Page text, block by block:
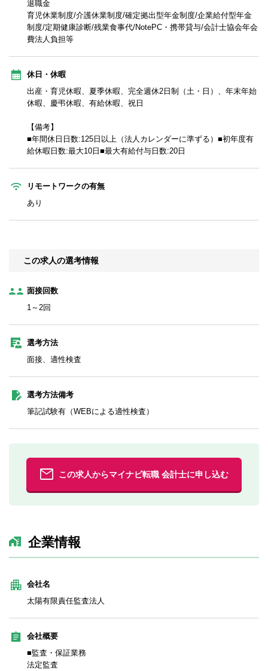
退職金
育児休業制度/介護休業制度/確定拠出型年金制度/企業給付型年金
制度/定期健康診断/残業食事代/NotePC・携帯貸与/会計士協会年会
費法人負担等
休日・休暇
出産・育児休暇、夏季休暇、完全週休2日制（土・日）、年末年始
休暇、慶弔休暇、有給休暇、祝日
【備考】
■年間休日日数:125日以上（法人カレンダーに準ずる）■初年度有
給休暇日数:最大10日■最大有給付与日数:20日
リモートワークの有無
あり
この求人の選考情報
面接回数
1～2回
選考方法
面接、適性検査
選考方法備考
筆記試験有（WEBによる適性検査）
この求人からマイナビ転職 会計士に申し込む
企業情報
会社名
太陽有限責任監査法人
会社概要
■監査・保証業務
法定監査